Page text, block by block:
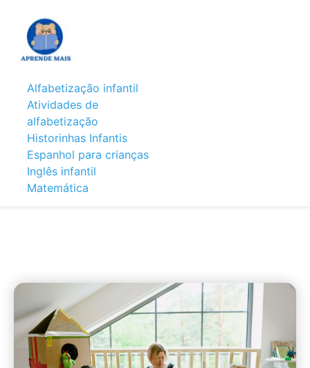
Alfabetização infantil
Atividades de
alfabetização
Historinhas Infantis
Espanhol para crianças
Inglês infantil
Matemática